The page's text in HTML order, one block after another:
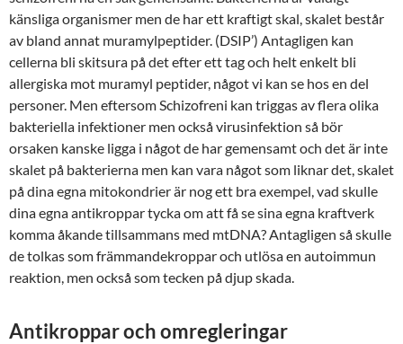
känsliga organismer men de har ett kraftigt skal, skalet består
av bland annat muramylpeptider. (DSIP’) Antagligen kan
cellerna bli skitsura på det efter ett tag och helt enkelt bli
allergiska mot muramyl peptider, något vi kan se hos en del
personer. Men eftersom Schizofreni kan triggas av flera olika
bakteriella infektioner men också virusinfektion så bör
orsaken kanske ligga i något de har gemensamt och det är inte
skalet på bakterierna men kan vara något som liknar det, skalet
på dina egna mitokondrier är nog ett bra exempel, vad skulle
dina egna antikroppar tycka om att få se sina egna kraftverk
komma åkande tillsammans med mtDNA? Antagligen så skulle
de tolkas som främmandekroppar och utlösa en autoimmun
reaktion, men också som tecken på djup skada.
Antikroppar och omregleringar